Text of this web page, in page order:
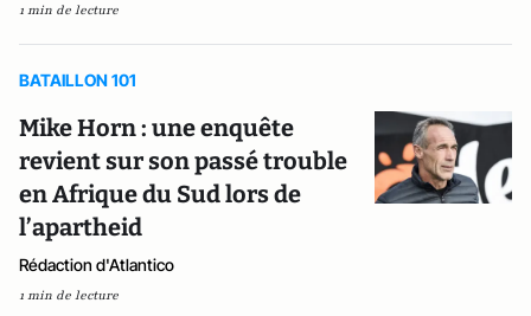
1 min de lecture
BATAILLON 101
Mike Horn : une enquête
revient sur son passé trouble
en Afrique du Sud lors de
l’apartheid
Rédaction d'Atlantico
1 min de lecture